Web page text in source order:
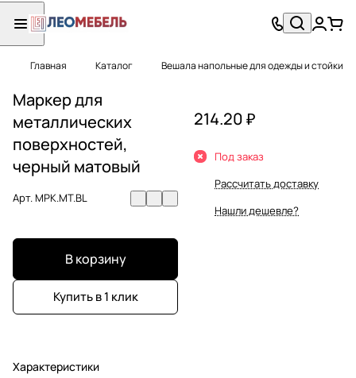
Главная Каталог Вешала напольные для одежды и стойки
Маркер для
металлических
поверхностей,
черный матовый
Арт.MPK.MT.BL
В корзину
Купить в 1 клик
Характеристики
214.20 ₽
Под заказ
Рассчитать доставку
Нашли дешевле?